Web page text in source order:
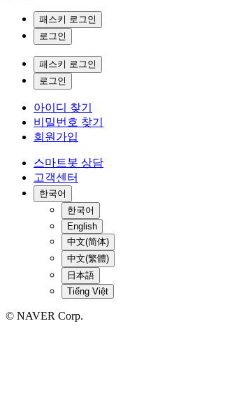
패스키 로그인
로그인
패스키 로그인
로그인
아이디 찾기
비밀번호 찾기
회원가입
스마트봇 상담
고객센터
한국어
한국어
English
中文(简体)
中文(繁體)
日本語
Tiếng Việt
© NAVER Corp.